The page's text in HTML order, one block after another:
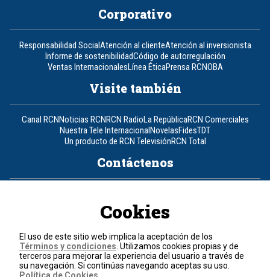
Corporativo
Responsabilidad SocialAtención al clienteAtención al inversionista
Informe de sostenibilidadCódigo de autorregulación
Ventas InternacionalesLínea ÉticaPrensa RCNOBA
Visite también
Canal RCNNoticias RCNRCN RadioLa RepúblicaRCN Comerciales
Nuestra Tele InternacionalNovelasFidesTDT
Un producto de RCN TelevisiónRCN Total
Contáctenos
Política de cookies
Términos y condiciones
© 2026, RCN Medios.
Cookies
El uso de este sitio web implica la aceptación de los
Términos y condiciones . Utilizamos cookies propias y de
terceros para mejorar la experiencia del usuario a través de
su navegación. Si continúas navegando aceptas su uso.